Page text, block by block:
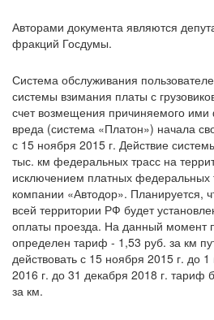
Авторами документа являются
фракций Госдумы.
Система обслуживания
системы взимания платы с
счет возмещения причиняемого
вреда (система «Платон») начала
с 15 ноября 2015 г. Действие
тыс. км федеральных трасс на
исключением платных федеральных
компании «Автодор». Планируется,
всей территории РФ будет
оплаты проезда. На данный момент
определен тариф - 1,53 руб. за км
действовать с 15 ноября 2015 г. до
2016 г. до 31 декабря 2018 г. тариф
за км.